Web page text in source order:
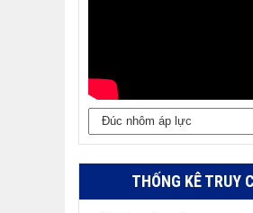
THỐNG KÊ TRUY